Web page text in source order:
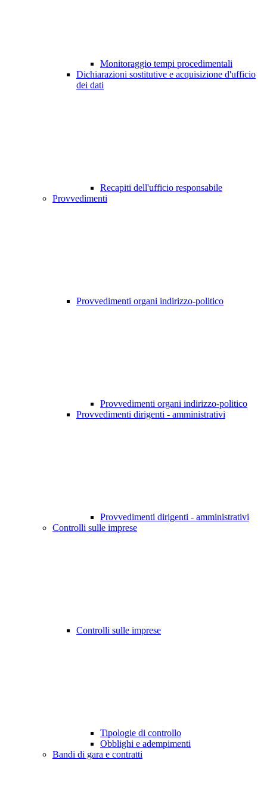
Monitoraggio tempi procedimentali
Dichiarazioni sostitutive e acquisizione d'ufficio
dei dati
Recapiti dell'ufficio responsabile
Provvedimenti
Provvedimenti organi indirizzo-politico
Provvedimenti organi indirizzo-politico
Provvedimenti dirigenti - amministrativi
Provvedimenti dirigenti - amministrativi
Controlli sulle imprese
Controlli sulle imprese
Tipologie di controllo
Obblighi e adempimenti
Bandi di gara e contratti